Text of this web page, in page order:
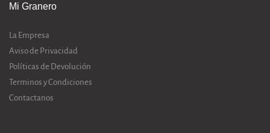
Mi Granero
La Empresa
Aviso de Privacidad
Políticas de Devolución
Terminos y Condiciones
Contactanos